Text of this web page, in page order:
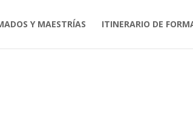
Y MAESTRÍAS ITINERARIO DE